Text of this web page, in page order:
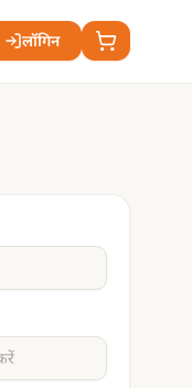
लॉगिन